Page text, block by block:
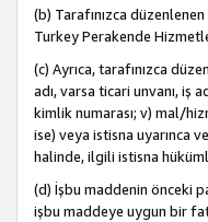
(b) Tarafınızca
Turkey Perakende
(c) Ayrıca, tarafınızca
adı, varsa ticari unvanı, iş
kimlik numarası; v) mal/
ise) veya istisna uyarınca
halinde, ilgili istisna
(d) İşbu maddenin önceki
işbu maddeye uygun bir